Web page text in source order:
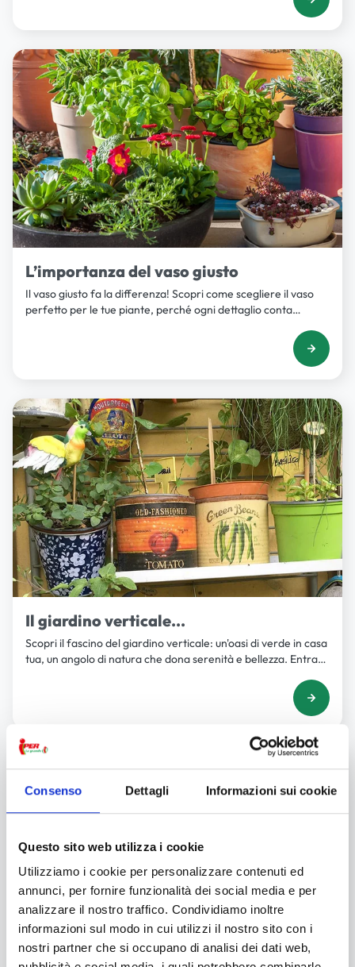
Consenso Dettagli Informazioni sui cookie
Questo sito web utilizza i cookie
Utilizziamo i cookie per personalizzare contenuti ed
annunci, per fornire funzionalità dei social media e per
analizzare il nostro traffico. Condividiamo inoltre
informazioni sul modo in cui utilizzi il nostro sito con i
nostri partner che si occupano di analisi dei dati web,
L’importanza del vaso giusto
Il vaso giusto fa la differenza! Scopri come scegliere il vaso
perfetto per le tue piante, perché ogni dettaglio conta
Il giardino verticale...
Scopri il fascino del giardino verticale: un'oasi di verde in casa
tua, un angolo di natura che dona serenità e bellezza. Entra